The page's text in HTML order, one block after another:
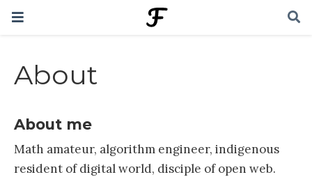
About
About me
Math amateur, algorithm engineer, indigenous
resident of digital world, disciple of open web.